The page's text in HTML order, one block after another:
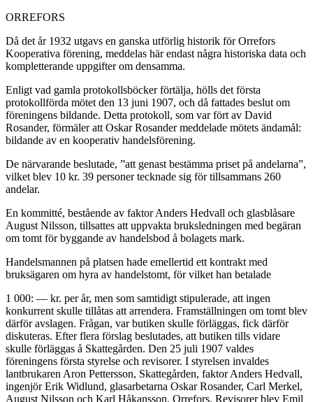
ORREFORS
Då det år 1932 utgavs en ganska utförlig historik för Orre­fors
Kooperativa förening, meddelas här endast några histo­riska data och
kompletterande uppgifter om densamma.
Enligt vad gamla protokollsböcker förtälja, hölls det första
protokollförda mötet den 13 juni 1907, och då fattades beslut om
föreningens bildande. Detta protokoll, som var fört av David
Rosander, förmäler att Oskar Rosander meddelade mötets ändamål:
bildande av en kooperativ handelsförening.
De närvarande beslutade, ”att genast bestämma priset på andelarna”,
vilket blev 10 kr. 39 personer tecknade sig för till­sammans 260
andelar.
En kommitté, bestående av faktor Anders Hedvall och glasblåsare
August Nilsson, tillsattes att uppvakta bruksledningen med begäran
om tomt för byggande av handelsbod å bolagets mark.
Handelsmannen på platsen hade emellertid ett kontrakt med
bruksägaren om hyra av handelstomt, för vilket han betalade
1 000: — kr. per år, men som samtidigt stipulerade, att ingen
konkurrent skulle tillåtas att arrendera. Framställningen om tomt blev
därför avslagen. Frågan, var butiken skulle förläggas, fick därför
diskuteras. Efter flera förslag beslutades, att butiken tills vidare
skulle förläggas å Skattegården. Den 25 juli 1907 valdes
föreningens första styrelse och revi­sorer. I styrelsen invaldes
lantbrukaren Aron Pettersson, Skattegården, faktor Anders Hedvall,
ingenjör Erik Widlund, glasarbetarna Oskar Rosander, Carl Merkel,
August Nilsson och Karl Håkansson, Orrefors. Revisorer blev Emil